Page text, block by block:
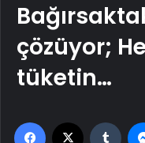
çözüyor;
tüketin…
Facebook